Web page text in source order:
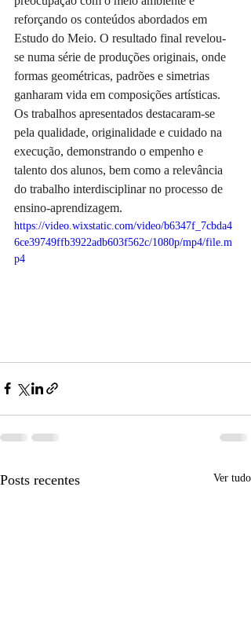
reforçando os conteúdos abordados em
Estudo do Meio. O resultado final revelou-
se numa série de produções originais, onde
formas geométricas, padrões e simetrias
ganharam vida em composições artísticas.
Os trabalhos apresentados destacaram-se
pela qualidade, originalidade e cuidado na
execução, demonstrando o empenho e
talento dos alunos, bem como a relevância
do trabalho interdisciplinar no processo de
ensino-aprendizagem.
https://video.wixstatic.com/video/b6347f_7cbda4
6ce39749ffb3922adb603f562c/1080p/mp4/file.m
p4
Posts recentes Ver tudo